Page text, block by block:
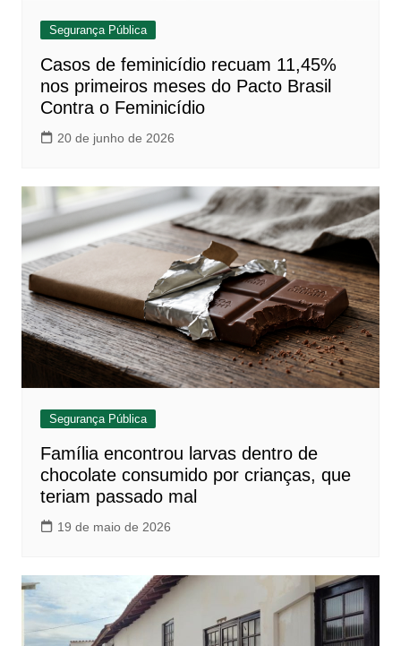
Segurança Pública
Casos de feminicídio recuam 11,45%
nos primeiros meses do Pacto Brasil
Contra o Feminicídio
20 de junho de 2026
Segurança Pública
Família encontrou larvas dentro de
chocolate consumido por crianças, que
teriam passado mal
19 de maio de 2026